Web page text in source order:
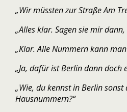
„Wir müssten zur Straße Am
„Alles klar. Sagen sie mir
„Klar. Alle Nummern kann
„Ja, dafür ist Berlin dann doch
„Wie, du kennst in Berlin
Hausnummern?“